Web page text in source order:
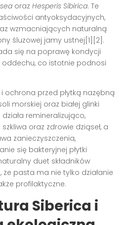
orazHesperis Sibirica. Te
antyoksydacyjnych,
wzmacniających naturalną
śluzowej jamy ustnej[1][2].
się na poprawę kondycji
oddechu, co istotnie podnosi
ochrona przed płytką nazębną
morskiej oraz białej glinki
remineralizująco,
oraz zdrowie dziąseł, a
zanieczyszczenia,
się bakteryjnej płytki
duet składników
pasta ma nie tylko działanie
profilaktyczne.
Siberica i